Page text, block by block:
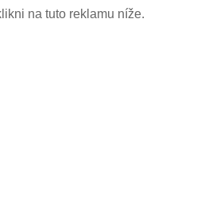
na tuto reklamu níže.